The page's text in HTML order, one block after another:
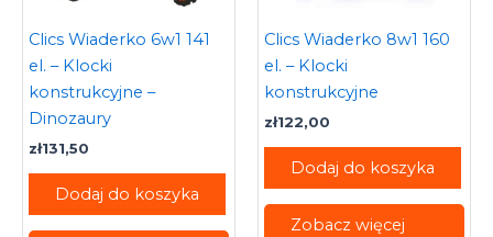
Clics Wiaderko 6w1 141
el. – Klocki
konstrukcyjne –
Dinozaury
zł131,50
Dodaj do koszyka
Clics Wiaderko 8w1 160
el. – Klocki
konstrukcyjne
zł122,00
Dodaj do koszyka
Zobacz więcej